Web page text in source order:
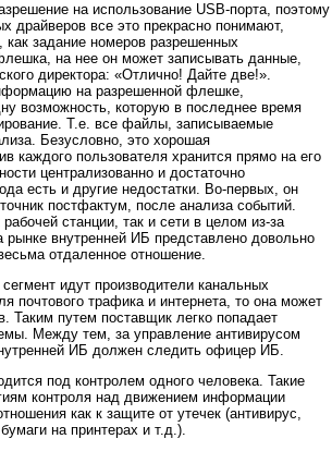
на использование USB-порта, поэтому
драйверов все это прекрасно понимают,
задание номеров разрешенных
на нее он может записывать данные,
директора: «Отлично! Дайте две!».
на разрешенной флешке,
возможность, которую в последнее время
Т.е. все файлы, записываемые
Безусловно, это хорошая
каждого пользователя хранится прямо на его
централизованно и достаточно
есть и другие недостатки. Во-первых, он
постфактум, после анализа событий.
станции, так и сети в целом из-за
рынке внутренней ИБ представлено довольно
отдаленное отношение.
идут производители канальных
почтового трафика и интернета, то она может
Таким путем поставщик легко попадает
Между тем, за управление антивирусом
ИБ должен следить офицер ИБ.
под контролем одного человека. Такие
контроля над движением информации
как к защите от утечек (антивирус,
на принтерах и т.д.).